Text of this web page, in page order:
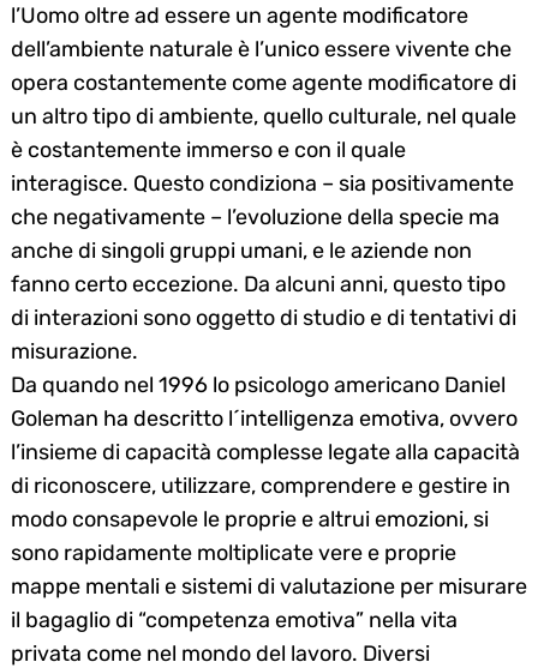
l’Uomo oltre ad essere un agente modificatore
dell’ambiente naturale è l’unico essere vivente che
opera costantemente come agente modificatore di
un altro tipo di ambiente, quello culturale, nel quale
è costantemente immerso e con il quale
interagisce. Questo condiziona – sia positivamente
che negativamente – l’evoluzione della specie ma
anche di singoli gruppi umani, e le aziende non
fanno certo eccezione. Da alcuni anni, questo tipo
di interazioni sono oggetto di studio e di tentativi di
misurazione.
Da quando nel 1996 lo psicologo americano Daniel
Goleman ha descritto l´intelligenza emotiva, ovvero
l’insieme di capacità complesse legate alla capacità
di riconoscere, utilizzare, comprendere e gestire in
modo consapevole le proprie e altrui emozioni, si
sono rapidamente moltiplicate vere e proprie
mappe mentali e sistemi di valutazione per misurare
il bagaglio di “competenza emotiva” nella vita
privata come nel mondo del lavoro. Diversi